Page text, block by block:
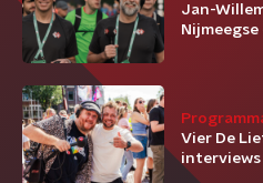
Jan-
Vier De